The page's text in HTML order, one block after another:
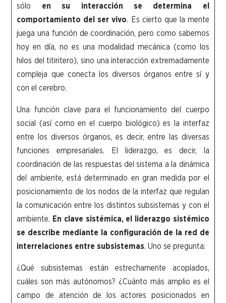
sólo en su interacción se determina el
comportamiento del ser vivo. Es cierto que la mente
juega una función de coordinación, pero como sabemos
hoy en día, no es una modalidad mecánica (como los
hilos del titiritero), sino una interacción extremadamente
compleja que conecta los diversos órganos entre sí y
con el cerebro.
Una función clave para el funcionamiento del cuerpo
social (así como en el cuerpo biológico) es la interfaz
entre los diversos órganos, es decir, entre las diversas
funciones empresariales. El liderazgo, es decir, la
coordinación de las respuestas del sistema a la dinámica
del ambiente, está determinado en gran medida por el
posicionamiento de los nodos de la interfaz que regulan
la comunicación entre los distintos subsistemas y con el
ambiente. En clave sistémica, el liderazgo sistémico
se describe mediante la configuración de la red de
interrelaciones entre subsistemas. Uno se pregunta:
¿Qué subsistemas están estrechamente acoplados,
cuáles son más autónomos? ¿Cuánto más amplio es el
campo de atención de los actores posicionados en